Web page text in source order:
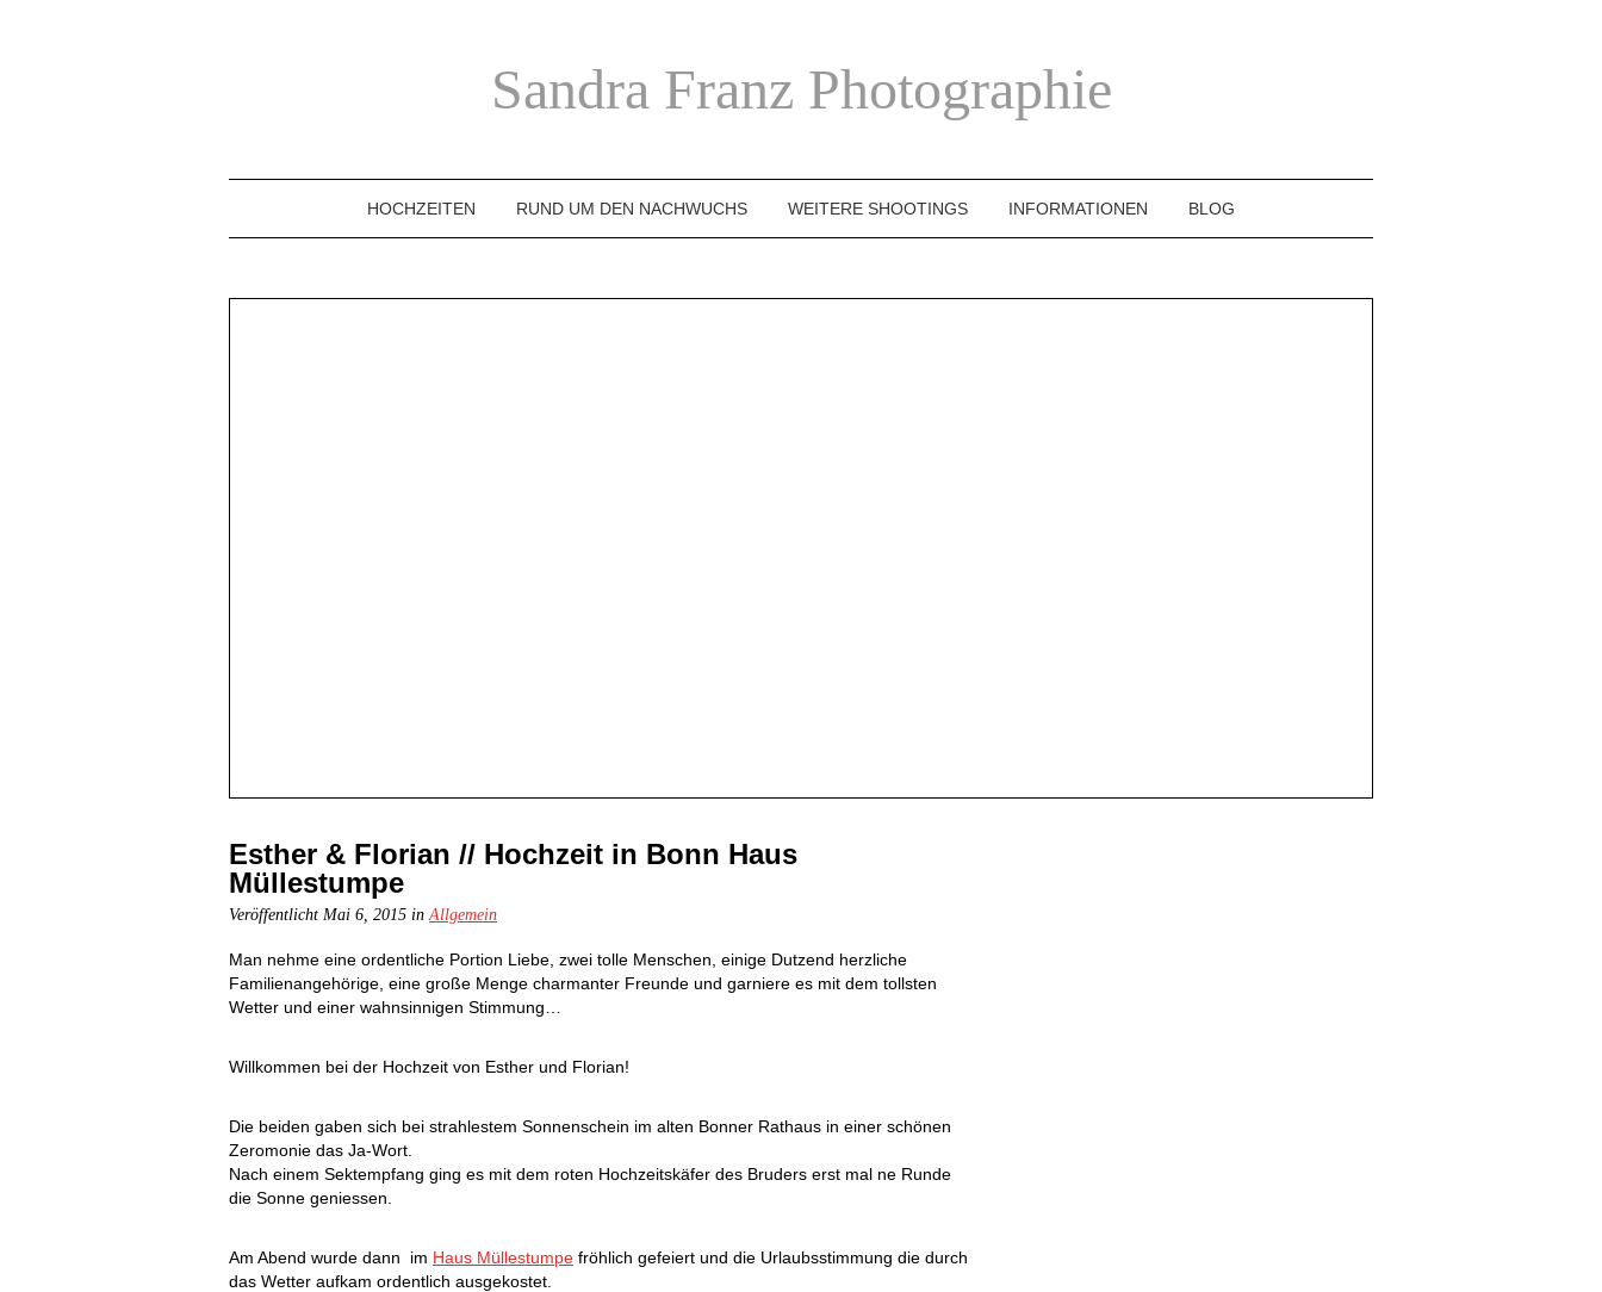
Sandra Franz Photographie
HOCHZEITEN RUND UM DEN NACHWUCHS WEITERE SHOOTINGS INFORMATIONEN BLOG
Esther & Florian // Hochzeit in Bonn Haus
Müllestumpe
Veröffentlicht Mai 6, 2015 inAllgemein
Man nehme eine ordentliche Portion Liebe, zwei tolle Menschen, einige Dutzend herzliche
Familienangehörige, eine große Menge charmanter Freunde und garniere es mit dem tollsten
Wetter und einer wahnsinnigen Stimmung…
Willkommen bei der Hochzeit von Esther und Florian!
Die beiden gaben sich bei strahlestem Sonnenschein im alten Bonner Rathaus in einer schönen
Zeromonie das Ja-Wort.
Nach einem Sektempfang ging es mit dem roten Hochzeitskäfer des Bruders erst mal ne Runde
die Sonne geniessen.
Am Abend wurde dann im Haus Müllestumpe fröhlich gefeiert und die Urlaubsstimmung die durch
das Wetter aufkam ordentlich ausgekostet.